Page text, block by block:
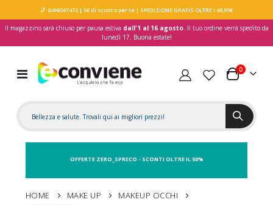
0498597472| 5€ di sconto per te| SPEDIZIONE GRATIS OLTRE I 49,90€
Il magazzino sarà chiuso per pausa estiva dall'1 al 16 agosto. Il tuo ordine verrà spedito da
lunedì 17. Buona estate!
Toggle
Nav
Carrello
0elementi
OFFERTE ZERO_SPRECO - SCONTI OLTRE IL 50%
HOME MAKE UP
MAKEUP OCCHI